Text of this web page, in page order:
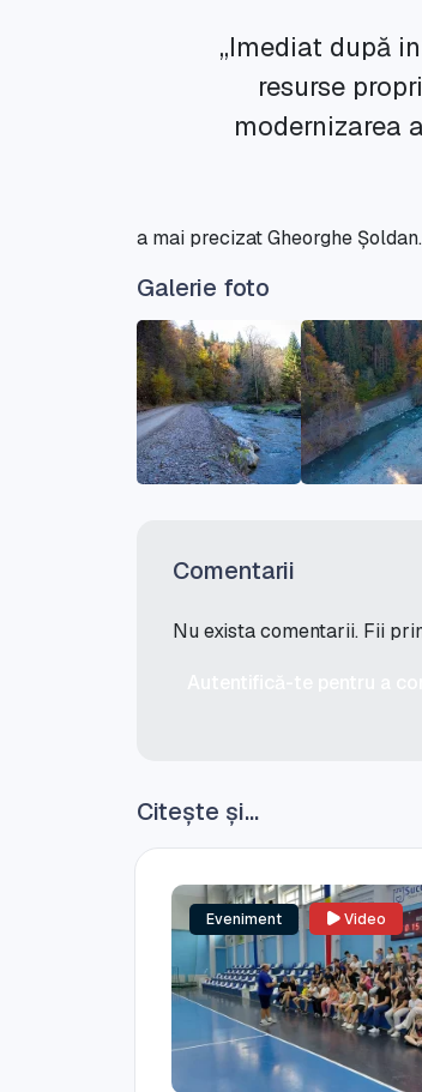
„Imediat după
resurse
modernizarea
a mai precizat Gheorghe Șoldan.
Galerie foto
Comentarii
Nu exista comentarii. Fii
Citește și...
Eveniment Video